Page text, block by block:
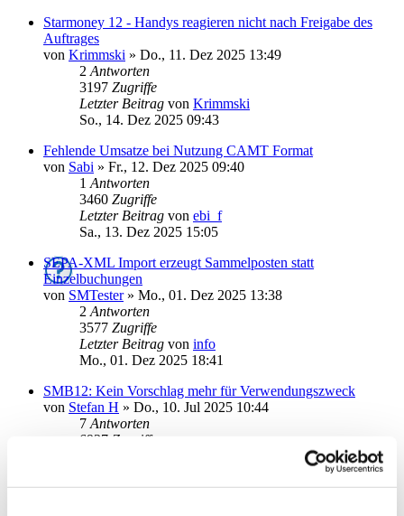
Starmoney 12 - Handys reagieren nicht nach Freigabe des
Auftrages
von Krimmski » Do., 11. Dez 2025 13:49
2 Antworten
3197 Zugriffe
Letzter Beitrag von Krimmski
So., 14. Dez 2025 09:43
Fehlende Umsatze bei Nutzung CAMT Format
von Sabi » Fr., 12. Dez 2025 09:40
1 Antworten
3460 Zugriffe
Letzter Beitrag von ebi_f
Sa., 13. Dez 2025 15:05
SEPA-XML Import erzeugt Sammelposten statt
Einzelbuchungen
von SMTester» Mo., 01. Dez 2025 13:38
2 Antworten
3577 Zugriffe
Letzter Beitrag von info
Mo., 01. Dez 2025 18:41
SMB12: Kein Vorschlag mehr für Verwendungszweck
von Stefan H » Do., 10. Jul 2025 10:44
7 Antworten
6937 Zugriffe